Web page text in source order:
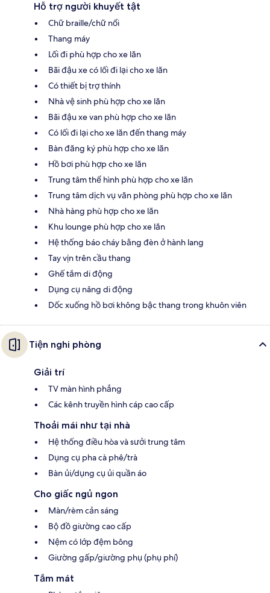
Hỗ trợ người khuyết tật
Chữ braille/chữ nổi
Thang máy
Lối đi phù hợp cho xe lăn
Bãi đậu xe có lối đi lại cho xe lăn
Có thiết bị trợ thính
Nhà vệ sinh phù hợp cho xe lăn
Bãi đậu xe van phù hợp cho xe lăn
Có lối đi lại cho xe lăn đến thang máy
Bàn đăng ký phù hợp cho xe lăn
Hồ bơi phù hợp cho xe lăn
Trung tâm thể hình phù hợp cho xe lăn
Trung tâm dịch vụ văn phòng phù hợp cho xe lăn
Nhà hàng phù hợp cho xe lăn
Khu lounge phù hợp cho xe lăn
Hệ thống báo cháy bằng đèn ở hành lang
Tay vịn trên cầu thang
Ghế tắm di động
Dụng cụ nâng di động
Dốc xuống hồ bơi không bậc thang trong khuôn viên
Tiện nghi phòng
Giải trí
TV màn hình phẳng
Các kênh truyền hình cáp cao cấp
Thoải mái như tại nhà
Hệ thống điều hòa và sưởi trung tâm
Dụng cụ pha cà phê/trà
Bàn ủi/dụng cụ ủi quần áo
Cho giấc ngủ ngon
Màn/rèm cản sáng
Bộ đồ giường cao cấp
Nệm có lớp đệm bông
Giường gấp/giường phụ (phụ phí)
Tắm mát